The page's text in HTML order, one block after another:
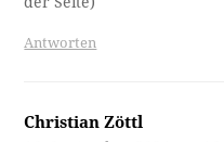
Antworten
Christian Zöttl